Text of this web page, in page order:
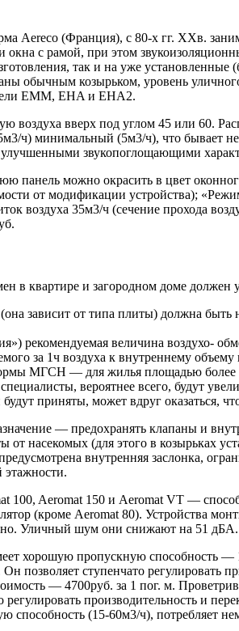
Aereco (Франция), с 80-х гг. XXв.
с рамой, при этом
так и на уже установленные
обычным козырьком, уровень
EMM, EHA и EHA2.
вверх под углом 45 или 60.
ч) минимальный (5м3/ч), что бывает
звукопоглощающими
панель можно окрасить в цвет
от модификации устройства);
воздуха 35м3/ч (сечение прохода
в квартире и загородном доме должен
зависит от типа плиты) должна
величина воздухо-
за 1ч воздуха к внутреннему
МГСН — для жилья площадью более
вероятнее всего, будут
приняты, может вдруг оказаться,
— предохранять клапаны и
(для этого в козырьках
внутренняя заслонка,
Aeromat 150 и Aeromat VT —
(кроме Aeromat 80). Устройства
Уличный шум они снижают на 51 дБА.
хорошую пропускную
позволяет ступенчато регулировать
— 4700руб. за 1 пог. м.
производительность и
(15-60м3/ч), потребляет